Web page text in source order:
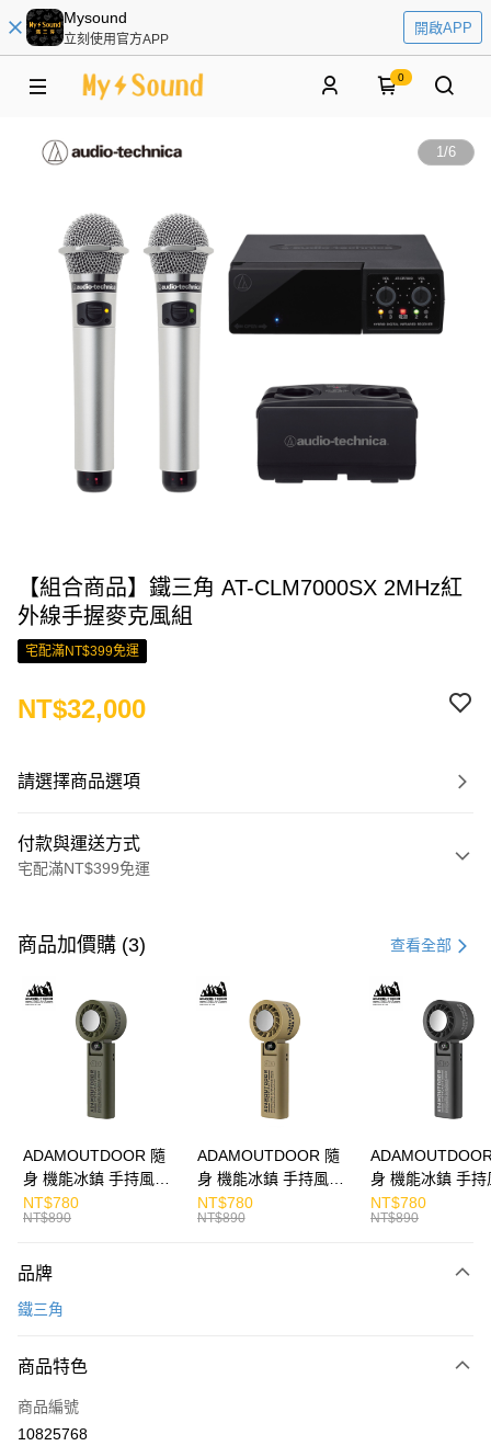
Mysound
立刻使用官方APP
開啟APP
0
1/6
【組合商品】鐵三角 AT-CLM7000SX 2MHz紅
外線手握麥克風組
宅配滿NT$399免運
NT$32,000
請選擇商品選項
付款與運送方式
宅配滿NT$399免運
信用卡一次付款
LINE Pay
Apple Pay
運送方式
每筆NT$130，滿NT$399(含以上)免運費
商品加價購 (3) 查看全部
ADAMOUTDOOR 隨
身 機能冰鎮 手持風扇
掛繩
NT$780
NT$890
ADAMOUTDOOR 隨
身 機能冰鎮 手持風扇
掛繩
NT$780
NT$890
身 機能冰鎮 手持
掛繩
NT$780
NT$890
品牌
鐵三角
商品特色
商品編號
10825768